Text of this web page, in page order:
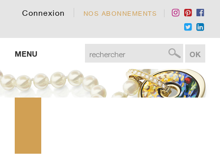
Connexion NOS ABONNEMENTS
MENU